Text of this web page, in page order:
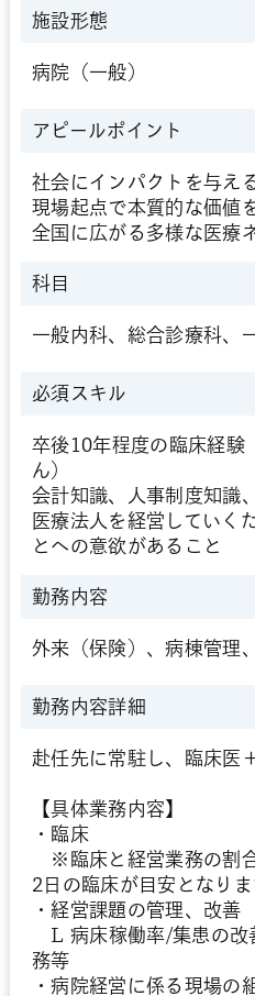
施設形態
病院（一般）
アピールポイント
社会にインパクトを与え
現場起点で本質的な価値
全国に広がる多様な医療
科目
一般内科、総合診療科、
必須スキル
卒後10年程度の臨床経験
ん）
会計知識、人事制度知識
医療法人を経営していく
とへの意欲があること
勤務内容
外来（保険）、病棟管理
勤務内容詳細
赴任先に常駐し、臨床医
【具体業務内容】
・臨床
※臨床と経営業務の割
2日の臨床が目安となりま
・経営課題の管理、改善
L 病床稼働率/集患の改
務等
・病院経営に係る現場の